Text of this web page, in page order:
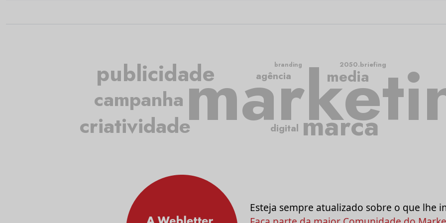
publicidade
marca
criatividade
campanha
media
agência
digital
2050.briefing
branding
Esteja sempre atualizado sobre o que lhe